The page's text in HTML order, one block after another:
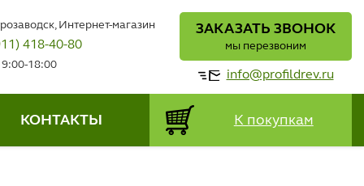
Интернет-магазин
418-40-80
9:00-18:00
ЗАКАЗАТЬ ЗВОНОК
мы перезвоним
info@profildrev.ru
КОНТАКТЫ К покупкам